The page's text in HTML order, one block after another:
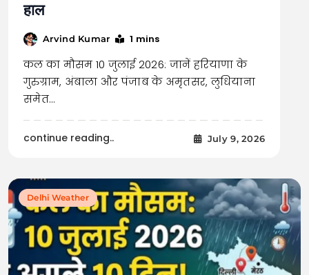
हाल
Arvind Kumar 1 mins
कल का मौसम 10 जुलाई 2026: जानें हरियाणा के
गुरुग्राम, अंबाला और पंजाब के अमृतसर, लुधियाना
समेत…
continue reading.. July 9, 2026
Delhi Weather